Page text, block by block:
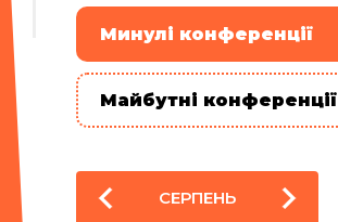
Минулі конференції
Майбутні конференції
СЕРПЕНЬ